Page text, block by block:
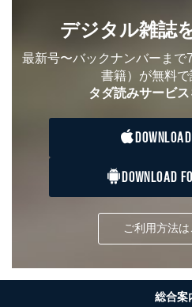
開示対象個人情報については
たはその代理人からの利用目
（内容の訂正、追加または削
の停止または消去」「第三者
に対応させていただいており
で、訂正、追加、変更を行っ
す。マイページをご利用いた
つきましては、下記Aをご覧
ただいた個人情報のうち、市
情報に変更があった場合には
せていただく場合があります。
し付けください。開示等の求
く書面等については、その際
デジタル雑誌
最新号〜バックナンバーまで
書籍）が無料で
タダ読みサービス
DOWNLOAD
ご利用方法は
総合案